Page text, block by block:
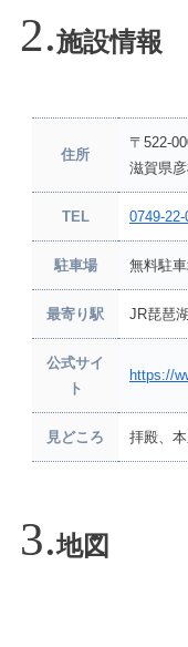
施設情報
住所
〒522-
滋賀県
TEL 0749-22-
駐車場 無料駐車
最寄り駅 JR琵琶
公式サイ
ト
https://
見どころ 拝殿、
地図